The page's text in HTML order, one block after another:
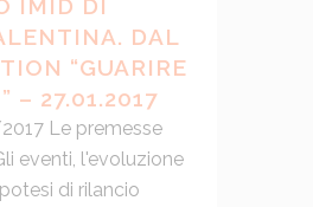
IMID DI
DAL
“GUARIRE
– 27.01.2017
Le premesse
eventi, l'evoluzione
di rilancio